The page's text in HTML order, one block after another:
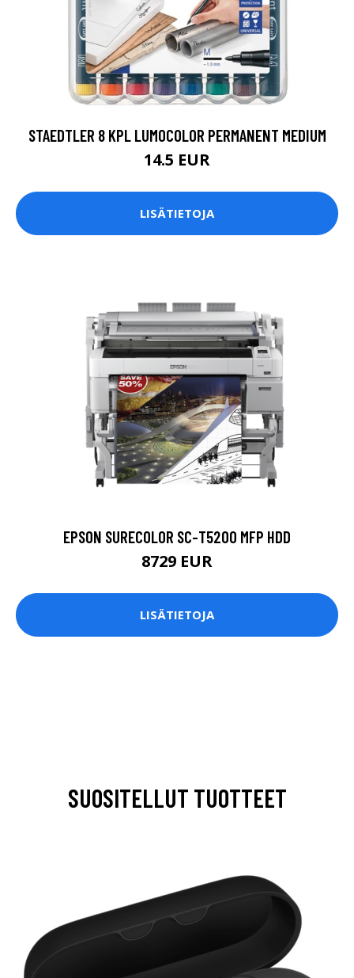
STAEDTLER 8 KPL LUMOCOLOR PERMANENT MEDIUM
14.5 EUR
LISÄTIETOJA
EPSON SURECOLOR SC-T5200 MFP HDD
8729 EUR
LISÄTIETOJA
SUOSITELLUT TUOTTEET